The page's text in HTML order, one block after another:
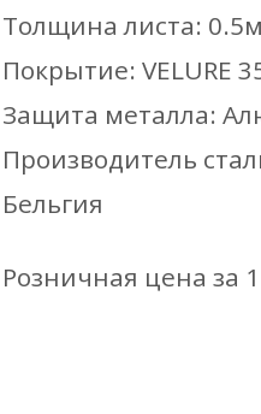
Толщина листа:
Покрытие: VELURE
Защита металла:
Производитель
Бельгия
Розничная цена за